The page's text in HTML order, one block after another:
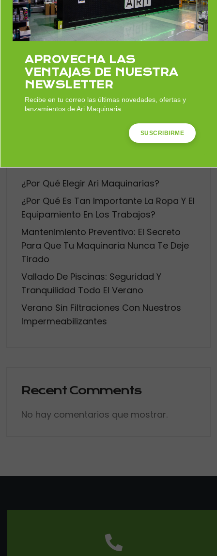
Comentarios recientes
No hay comentarios que mostrar.
¿Por Qué Elegir Ari Maquinarias?
¿Por Qué Es Tan Importante La Ropa Y El
Equipamiento En Los Trabajos?
Mantenimiento Preventivo: El Secreto
Para Que Tu Maquinaria Nunca Te Deje
Tirado
Vallado De Piscinas: Seguridad Y
Tranquilidad Todo El Verano
Verano Sin Filtraciones Con Nuestros
Impermeabilizantes
Recent Comments
No hay comentarios que mostrar.
APROVECHA LAS
VENTAJAS DE NUESTRA
NEWSLETTER
Recibe en tu correo las últimas novedades, ofertas y
lanzamientos de Ari Maquinaria.
SUSCRIBIRME